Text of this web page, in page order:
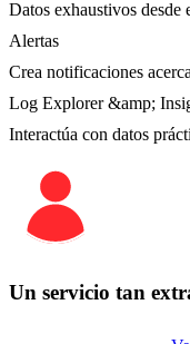
Datos exhaustivos desde
Alertas
Crea notificaciones
Log Explorer &amp;
Interactúa con datos
Un servicio tan